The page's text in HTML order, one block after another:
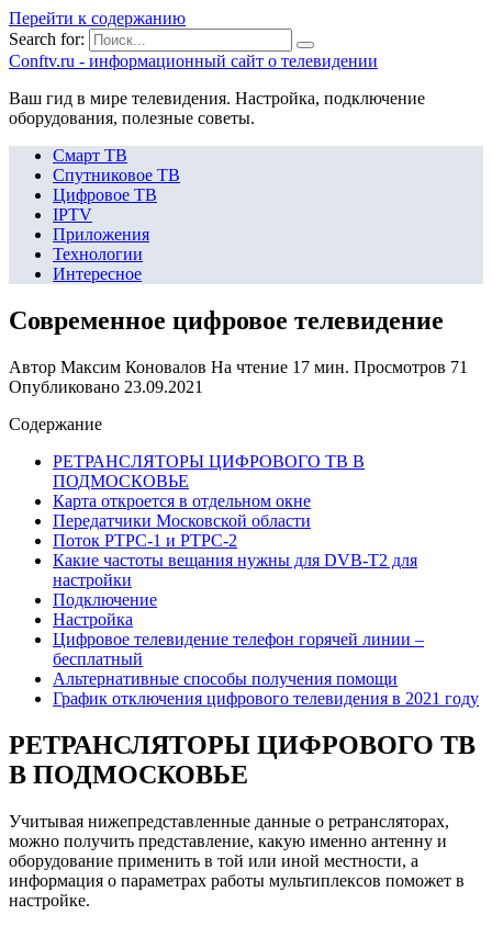
Перейти к содержанию
Search for:
Сonftv.ru - информационный сайт о телевидении
Ваш гид в мире телевидения. Настройка, подключение
оборудования, полезные советы.
Смарт ТВ
Спутниковое ТВ
Цифровое ТВ
IPTV
Приложения
Технологии
Интересное
Современное цифровое телевидение
Автор Максим Коновалов На чтение 17 мин. Просмотров 71
Опубликовано 23.09.2021
Содержание
РЕТРАНСЛЯТОРЫ ЦИФРОВОГО ТВ В
ПОДМОСКОВЬЕ
Карта откроется в отдельном окне
Передатчики Московской области
Поток РТРС-1 и РТРС-2
Какие частоты вещания нужны для DVB-T2 для
настройки
Подключение
Настройка
Цифровое телевидение телефон горячей линии –
бесплатный
Альтернативные способы получения помощи
График отключения цифрового телевидения в 2021 году
РЕТРАНСЛЯТОРЫ ЦИФРОВОГО ТВ
В ПОДМОСКОВЬЕ
Учитывая нижепредставленные данные о ретрансляторах,
можно получить представление, какую именно антенну и
оборудование применить в той или иной местности, а
информация о параметрах работы мультиплексов поможет в
настройке.